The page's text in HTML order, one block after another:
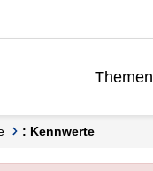
Themen
: Kennwerte